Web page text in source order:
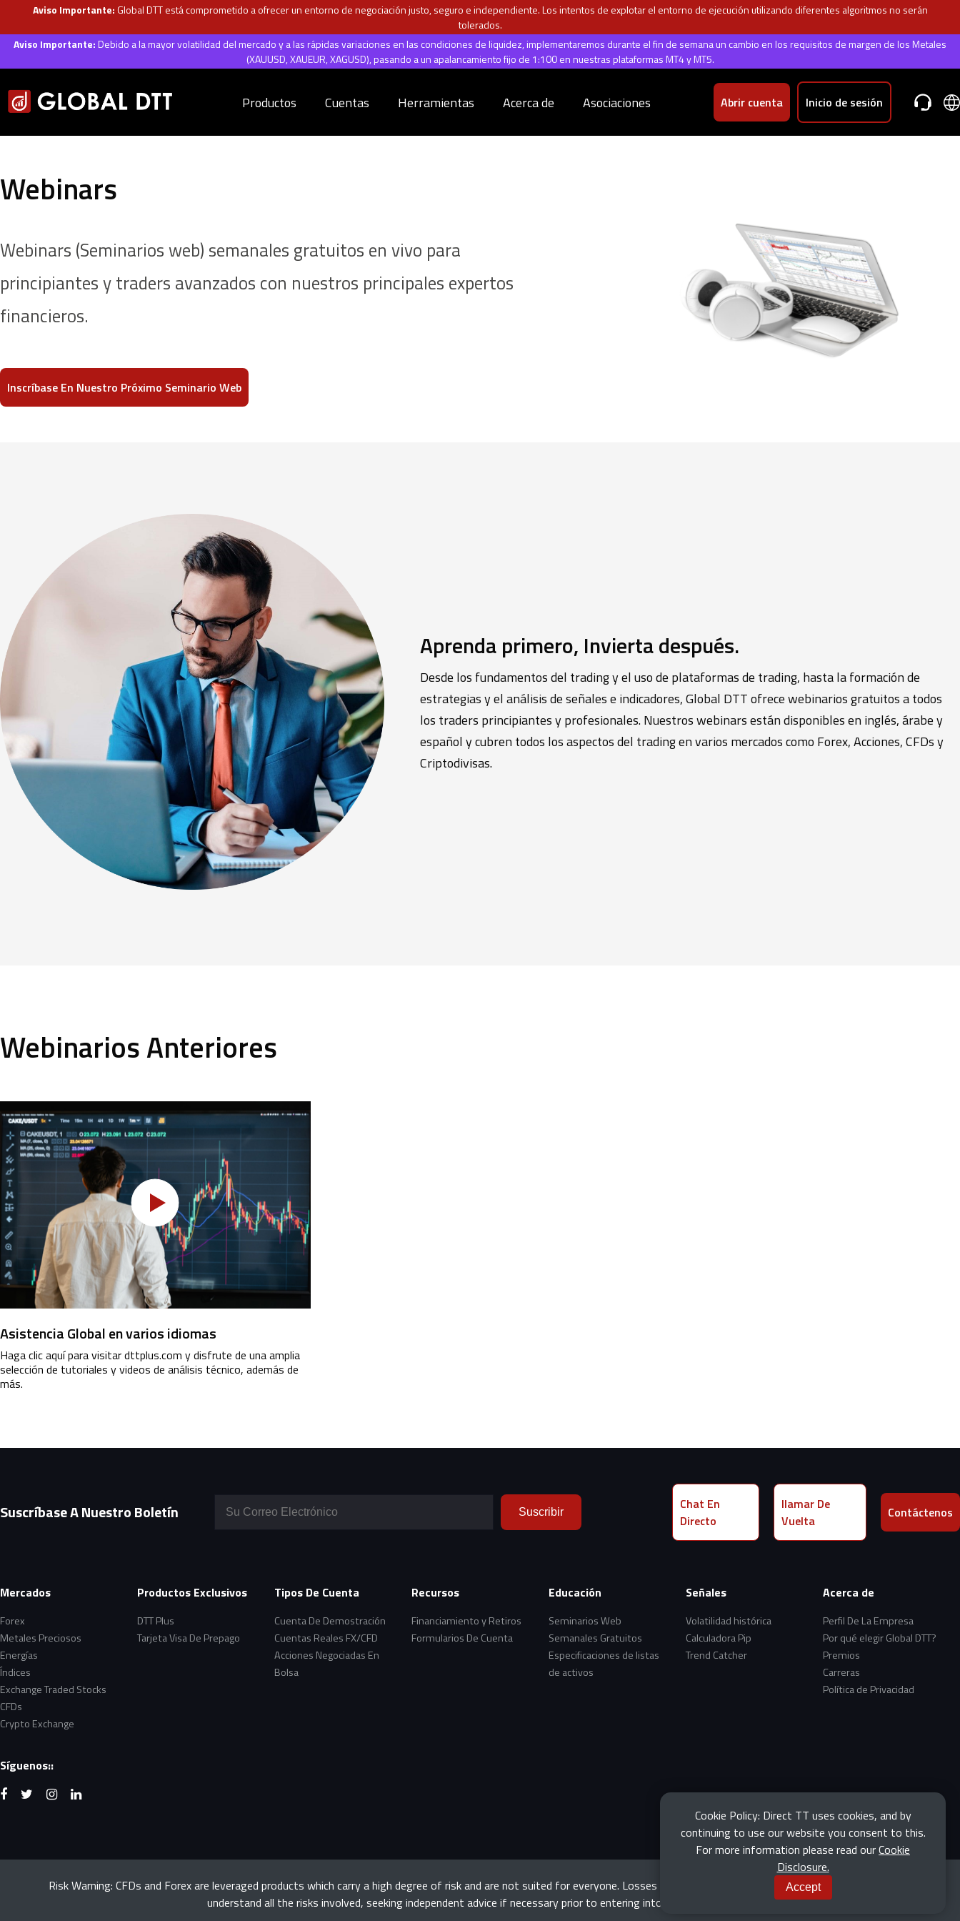
Cookie Policy: Direct TT uses cookies, and by
continuing to use our website you consent to this.
For more information please read ourCookie
Disclosure.
Accept
Aviso Importante:Global DTT está comprometido a ofrecer un entorno de negociación justo, seguro e independiente. Los intentos de explotar el entorno de ejecución utilizando diferentes algoritmos no serán
tolerados.
Aviso Importante:Debido a la mayor volatilidad del mercado y a las rápidas variaciones en las condiciones de liquidez, implementaremos durante el fin de semana un cambio en los requisitos de margen de los Metales
(XAUUSD, XAUEUR, XAGUSD), pasando a un apalancamiento fijo de 1:100 en nuestras plataformas MT4 y MT5.
Productos Cuentas Herramientas Acerca de Asociaciones Abrir cuenta Inicio de sesión
Webinars
Webinars (Seminarios web) semanales gratuitos en vivo para
principiantes y traders avanzados con nuestros principales expertos
financieros.
Inscríbase En Nuestro Próximo Seminario Web
Aprenda primero, Invierta después.
Desde los fundamentos del trading y el uso de plataformas de trading, hasta la formación de
estrategias y el análisis de señales e indicadores, Global DTT ofrece webinarios gratuitos a todos
los traders principiantes y profesionales. Nuestros webinars están disponibles en inglés, árabe y
español y cubren todos los aspectos del trading en varios mercados como Forex, Acciones, CFDs y
Criptodivisas.
Webinarios Anteriores
Asistencia Global en varios idiomas
Haga clic aquí para visitar dttplus.com y disfrute de una amplia
selección de tutoriales y videos de análisis técnico, además de
más.
Risk Warning: CFDs and Forex are leveraged products which carry a high degree of risk and are not suited for everyone. Losses can exceed your investment. Please ensure you fully
understand all the risks involved, seeking independent advice if necessary prior to entering into such transactions.
Suscríbase A Nuestro Boletín Suscribir
Chat En
Directo
llamar De
Vuelta
Contáctenos
Mercados
Forex
Metales Preciosos
Energías
Índices
Exchange Traded Stocks
CFDs
Crypto Exchange
Productos Exclusivos
DTT Plus
Tarjeta Visa De Prepago
Tipos De Cuenta
Cuenta De Demostración
Cuentas Reales FX/CFD
Acciones Negociadas En
Bolsa
Recursos
Financiamiento y Retiros
Formularios De Cuenta
Educación
Seminarios Web
Semanales Gratuitos
Especificaciones de listas
de activos
Señales
Volatilidad histórica
Calculadora Pip
Trend Catcher
Acerca de
Perfil De La Empresa
Por qué elegir Global DTT?
Premios
Carreras
Política de Privacidad
Síguenos::